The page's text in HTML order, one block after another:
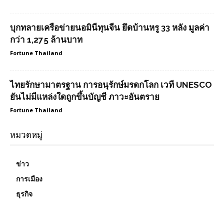
บุกทลายเครือข่ายนอมินีทุนจีน ยึดบ้านหรู 33 หลัง มูลค่า
กว่า 1,275 ล้านบาท
Fortune Thailand
ไทยรักษามาตรฐาน การอนุรักษ์มรดกโลก เวที UNESCO
ยันไม่มีแหล่งใดถูกขึ้นบัญชี ภาวะอันตราย
Fortune Thailand
หมวดหมู่
ข่าว
การเมือง
ธุรกิจ